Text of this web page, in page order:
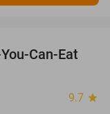
32%
Can-Eat
9.7 star